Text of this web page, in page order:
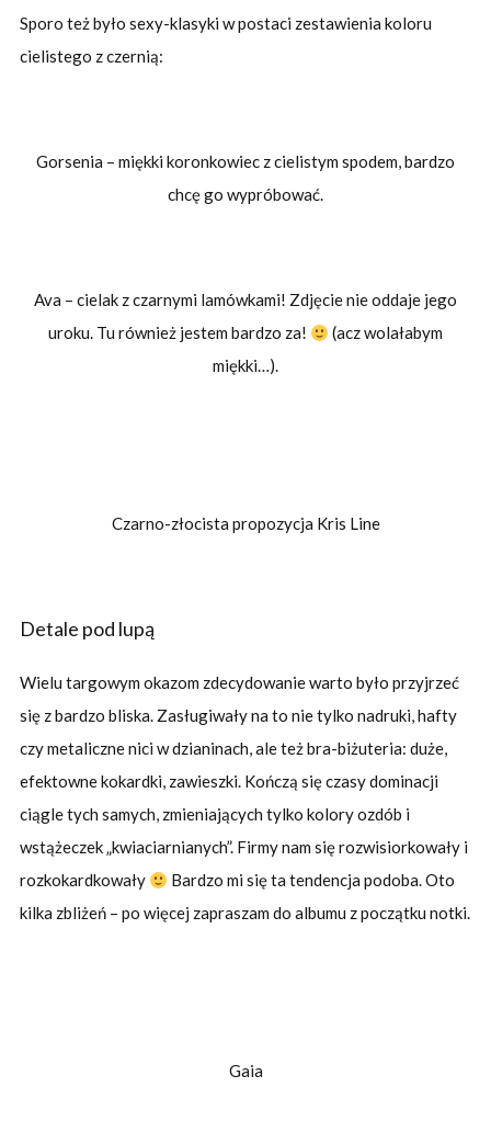
Sporo też było sexy-klasyki w postaci zestawienia koloru
cielistego z czernią:
Gorsenia – miękki koronkowiec z cielistym spodem, bardzo
chcę go wypróbować.
Ava – cielak z czarnymi lamówkami! Zdjęcie nie oddaje jego
uroku. Tu również jestem bardzo za!
(acz wolałabym
miękki…).
Czarno-złocista propozycja Kris Line
Detale pod lupą
Wielu targowym okazom zdecydowanie warto było przyjrzeć
się z bardzo bliska. Zasługiwały na to nie tylko nadruki, hafty
czy metaliczne nici w dzianinach, ale też bra-biżuteria: duże,
efektowne kokardki, zawieszki. Kończą się czasy dominacji
ciągle tych samych, zmieniających tylko kolory ozdób i
wstążeczek „kwiaciarnianych”. Firmy nam się rozwisiorkowały i
rozkokardkowały
Bardzo mi się ta tendencja podoba. Oto
kilka zbliżeń – po więcej zapraszam do albumu z początku notki.
Gaia